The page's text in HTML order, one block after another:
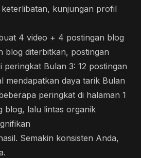
kunjungan profil
4 video + 4 postingan blog
blog diterbitkan, postingan
peringkat Bulan 3: 12 postingan
mendapatkan daya tarik Bulan
peringkat di halaman 1
blog, lalu lintas organik
Semakin konsisten Anda,